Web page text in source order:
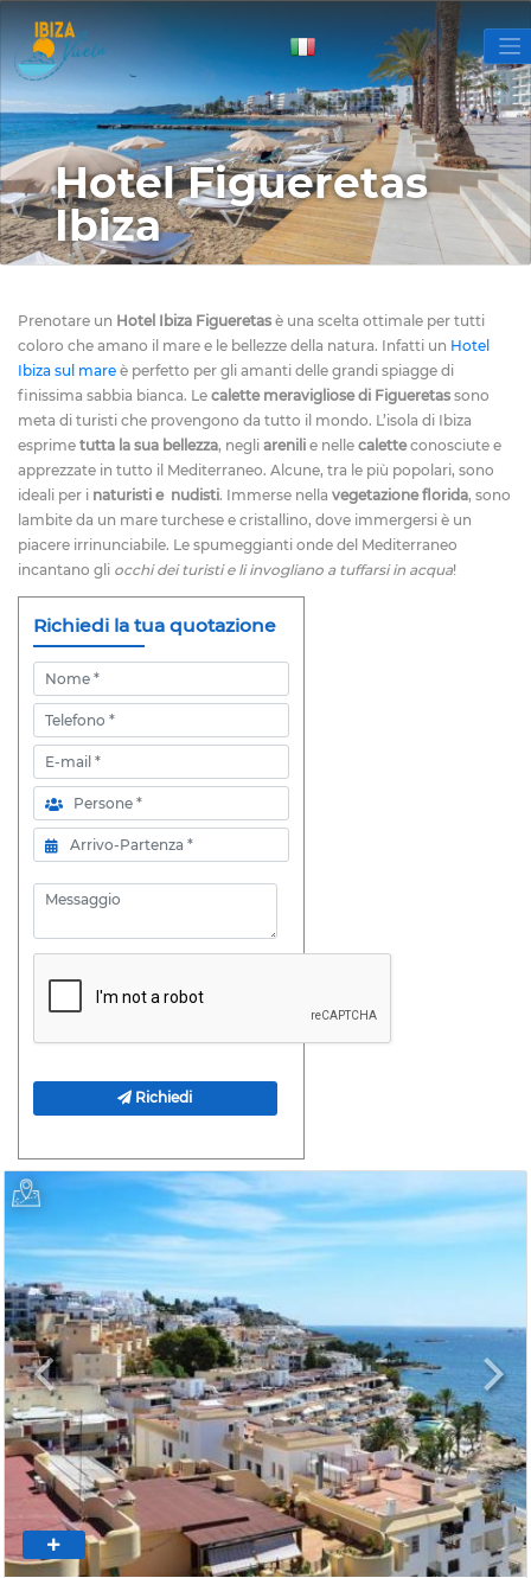
Hotel Figueretas
Ibiza
Prenotare un Hotel Ibiza Figueretas è una scelta ottimale per tutti
coloro che amano il mare e le bellezze della natura. Infatti un Hotel
Ibiza sul mare è perfetto per gli amanti delle grandi spiagge di
finissima sabbia bianca. Le calette meravigliose di Figueretas sono
meta di turisti che provengono da tutto il mondo. L’isola di Ibiza
esprime tutta la sua bellezza, negli arenili e nelle caletteconosciute e
apprezzate in tutto il Mediterraneo. Alcune, tra le più popolari, sono
ideali per i naturisti e nudisti. Immerse nella vegetazione florida, sono
lambite da un mare turchese e cristallino, dove immergersi è un
piacere irrinunciabile. Le spumeggianti onde del Mediterraneo
incantano gli occhi dei turisti e li invogliano a tuffarsi in acqua!
Richiedi la tua quotazione
Nome
Telefono
E-mail
Persone
Arrivo-Partenza
Messaggio
Richiedi
Previous Next